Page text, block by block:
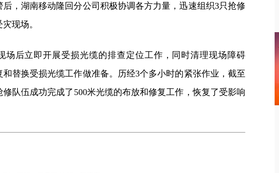
后，湖南移动隆回分公司积极协调各方力量，迅速组织3只抢修
现场。
场后立即开展受损光缆的排查定位工作，同时清理现场障碍
替换受损光缆工作做准备。历经3个多小时的紧张作业，截至
修队伍成功完成了500米光缆的布放和修复工作，恢复了受影响